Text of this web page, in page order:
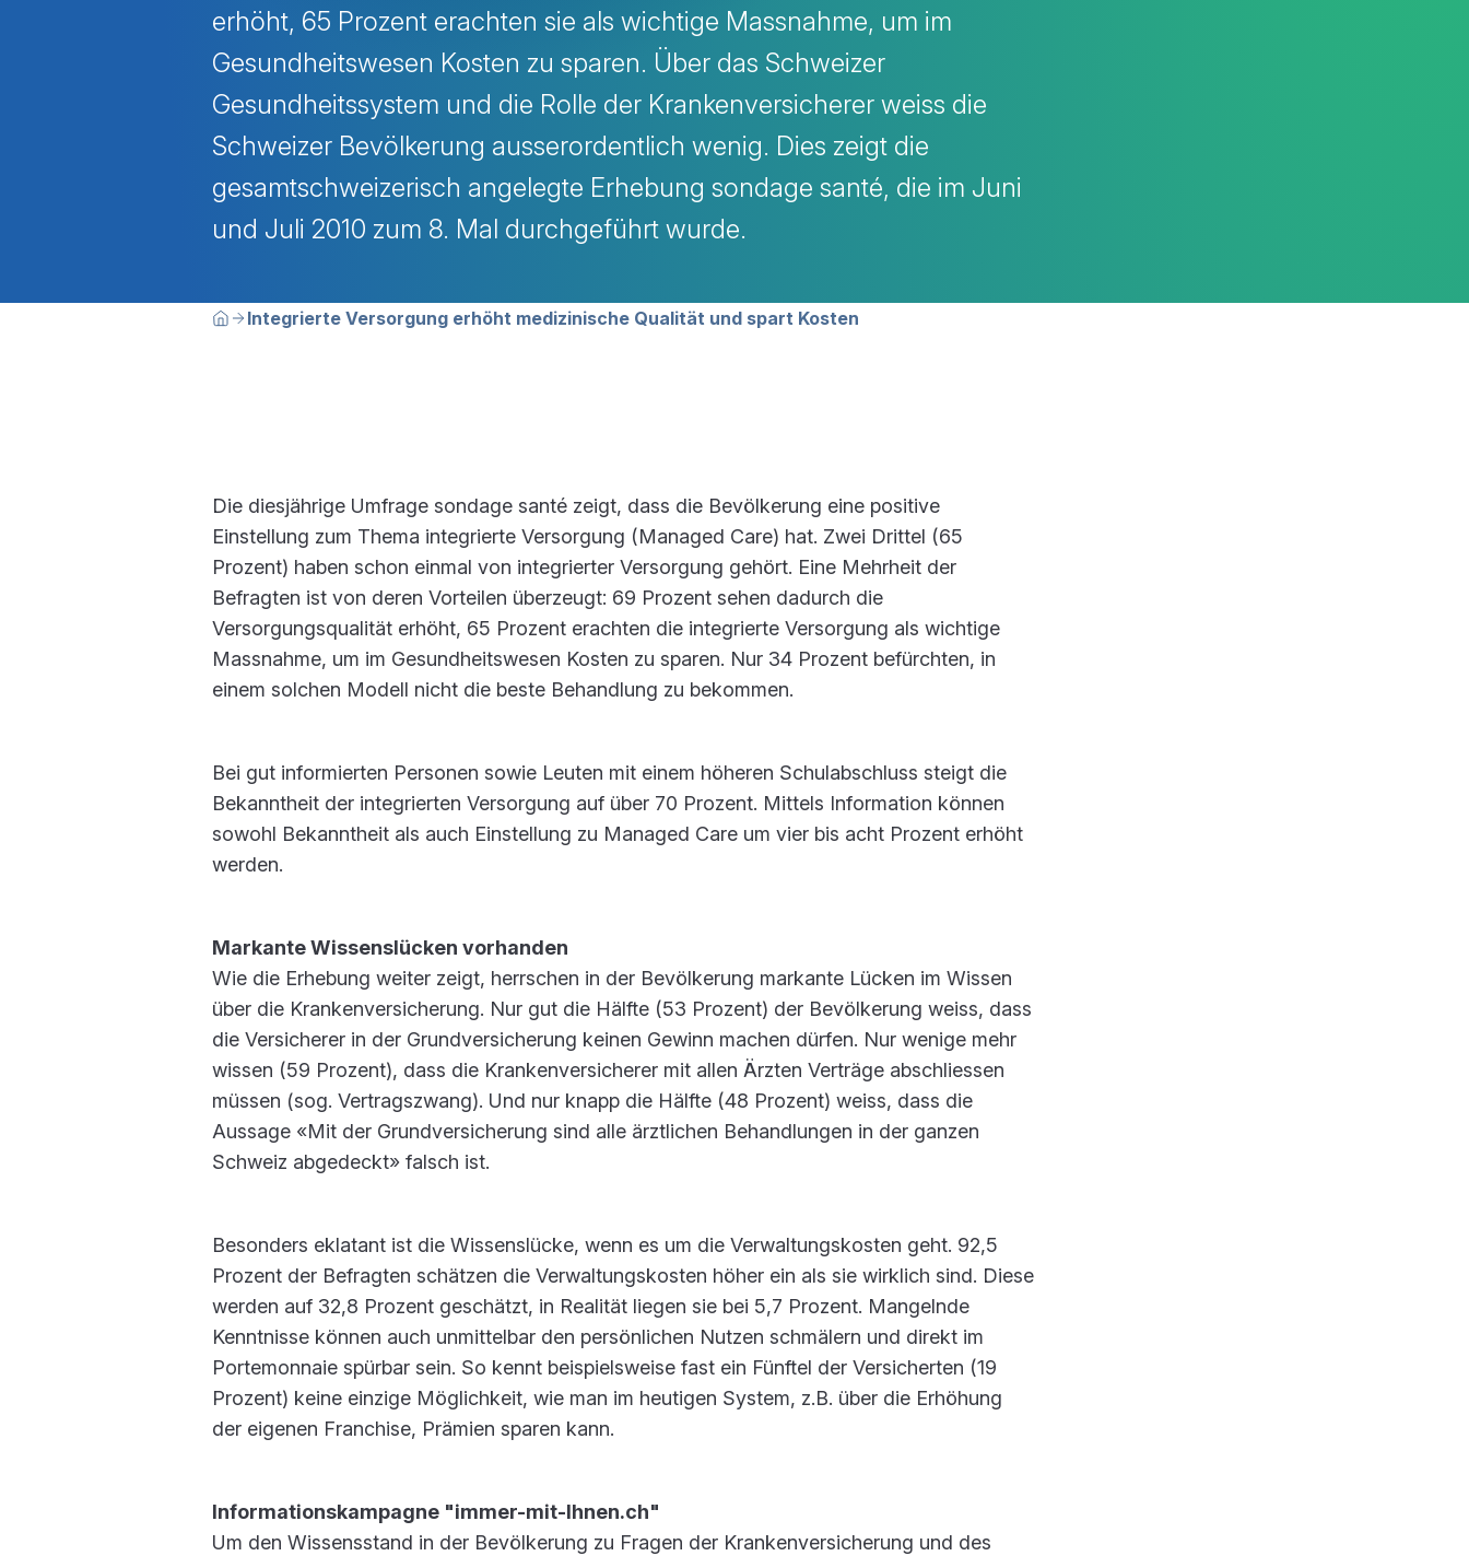
erhöht, 65 Prozent erachten sie als wichtige Massnahme, um im
Gesundheitswesen Kosten zu sparen. Über das Schweizer
Gesundheitssystem und die Rolle der Krankenversicherer weiss die
Schweizer Bevölkerung ausserordentlich wenig. Dies zeigt die
gesamtschweizerisch angelegte Erhebung sondage santé, die im Juni
und Juli 2010 zum 8. Mal durchgeführt wurde.
Breadcrumbnavigation
Sie befinden sich hier:
HomeIntegrierte Versorgung erhöht medizinische Qualität und spart Kosten
Die diesjährige Umfrage sondage santé zeigt, dass die Bevölkerung eine positive
Einstellung zum Thema integrierte Versorgung (Managed Care) hat. Zwei Drittel (65
Prozent) haben schon einmal von integrierter Versorgung gehört. Eine Mehrheit der
Befragten ist von deren Vorteilen überzeugt: 69 Prozent sehen dadurch die
Versorgungsqualität erhöht, 65 Prozent erachten die integrierte Versorgung als wichtige
Massnahme, um im Gesundheitswesen Kosten zu sparen. Nur 34 Prozent befürchten, in
einem solchen Modell nicht die beste Behandlung zu bekommen.
Bei gut informierten Personen sowie Leuten mit einem höheren Schulabschluss steigt die
Bekanntheit der integrierten Versorgung auf über 70 Prozent. Mittels Information können
sowohl Bekanntheit als auch Einstellung zu Managed Care um vier bis acht Prozent erhöht
werden.
Markante Wissenslücken vorhanden
Wie die Erhebung weiter zeigt, herrschen in der Bevölkerung markante Lücken im Wissen
über die Krankenversicherung. Nur gut die Hälfte (53 Prozent) der Bevölkerung weiss, dass
die Versicherer in der Grundversicherung keinen Gewinn machen dürfen. Nur wenige mehr
wissen (59 Prozent), dass die Krankenversicherer mit allen Ärzten Verträge abschliessen
müssen (sog. Vertragszwang). Und nur knapp die Hälfte (48 Prozent) weiss, dass die
Aussage «Mit der Grundversicherung sind alle ärztlichen Behandlungen in der ganzen
Schweiz abgedeckt» falsch ist.
Besonders eklatant ist die Wissenslücke, wenn es um die Verwaltungskosten geht. 92,5
Prozent der Befragten schätzen die Verwaltungskosten höher ein als sie wirklich sind. Diese
werden auf 32,8 Prozent geschätzt, in Realität liegen sie bei 5,7 Prozent. Mangelnde
Kenntnisse können auch unmittelbar den persönlichen Nutzen schmälern und direkt im
Portemonnaie spürbar sein. So kennt beispielsweise fast ein Fünftel der Versicherten (19
Prozent) keine einzige Möglichkeit, wie man im heutigen System, z.B. über die Erhöhung
der eigenen Franchise, Prämien sparen kann.
Informationskampagne "immer-mit-Ihnen.ch"
Um den Wissensstand in der Bevölkerung zu Fragen der Krankenversicherung und des